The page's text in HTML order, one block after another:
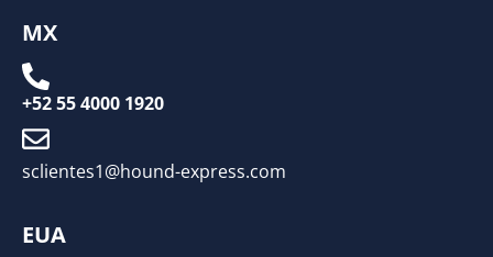
MX
+52 55 4000 1920
sclientes1@hound-express.com
EUA